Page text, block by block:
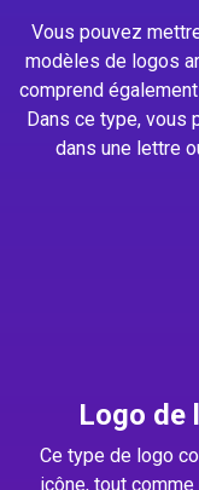
Vous pouvez
modèles de logos
comprend
Dans ce type, vous
dans une lettre
Logo de
Ce type de logo
icône, tout